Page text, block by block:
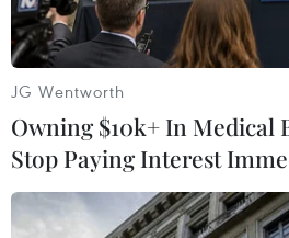
Sản lượng khai thác thủy
Tiếng tăng gấp 6 lần
JG Wentworth
Owning $10k+ In Medical
Stop Paying Interest